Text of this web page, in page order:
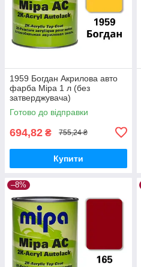
1959 Богдан Акрилова авто
фарба Mipa 1 л (без
затверджувача)
Готово до відправки
694,82 ₴ 755,24 ₴
Купити
–8%